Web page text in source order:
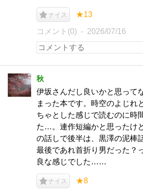
ナイス ★13
コメント(0) 2026/07/16
秋
伊坂さんだし良いかと思って
まった本です。時空のよじれ
ちゃとした感じで読むのに時
た…。連作短編かと思ったけ
の話しで後半は、黒澤の泥棒
最後であれ首折り男だった？
良な感じでした……
ナイス ★8